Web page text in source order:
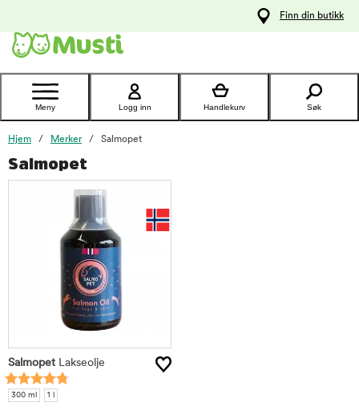
Kontakt
kundeservice
Finn din butikk
Meny Logg inn Handlekurv Søk
Hjem Merker Salmopet
Salmopet
Salmopet Lakseolje
300 ml 1 l